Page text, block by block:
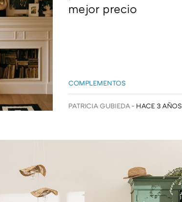
mejor precio
COMPLEMENTOS
PATRICIA GUBIEDA HACE 3 AÑOS